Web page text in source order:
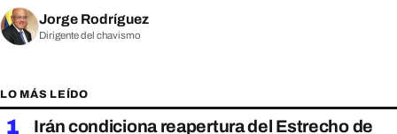
Jorge Rodríguez
Dirigente del chavismo
LO MÁS LEÍDO
1 Irán condiciona reapertura del Estrecho de